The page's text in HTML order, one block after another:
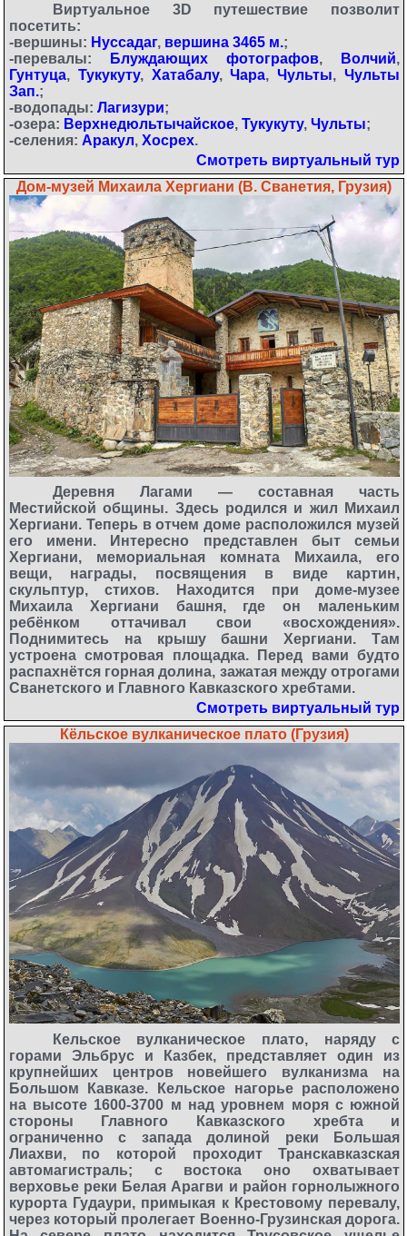
Виртуальное 3D путешествие позволит
посетить:
-вершины: Нуссадаг, вершина 3465 м.;
-перевалы:
Блуждающих фотографов, Волчий,
Гунтуца, Тукукуту, Хатабалу,Чара,Чульты,Чульты
Зап.;
-водопады: Лагизури;
-озера: Верхнедюльтычайское, Тукукуту, Чульты;
-селения: Аракул, Хосрех.
Смотреть виртуальный тур
Дом-музей Михаила Хергиани (В. Сванетия, Грузия)
Деревня Лагами — составная часть
Местийской общины. Здесь родился и жил Михаил
Хергиани. Теперь в отчем доме расположился музей
его имени. Интересно представлен быт семьи
Хергиани, мемориальная комната Михаила, его
вещи, награды, посвящения в виде картин,
скульптур, стихов. Находится при доме-музее
Михаила Хергиани башня, где он маленьким
ребёнком оттачивал свои «восхождения».
Поднимитесь на крышу башни Хергиани. Там
устроена смотровая площадка. Перед вами будто
распахнётся горная долина, зажатая между отрогами
Сванетского и Главного Кавказского хребтами.
Смотреть виртуальный тур
Кёльское вулканическое плато (Грузия)
Кельское вулканическое плато, наряду с
горами Эльбрус и Казбек, представляет один из
крупнейших центров новейшего вулканизма на
Большом Кавказе. Кельское нагорье расположено
на высоте 1600-3700 м над уровнем моря с южной
стороны Главного Кавказского хребта и
ограниченно с запада долиной реки Большая
Лиахви, по которой проходит Транскавказская
автомагистраль; с востока оно охватывает
верховье реки Белая Арагви и район горнолыжного
курорта Гудаури, примыкая к Крестовому перевалу,
через который пролегает Военно-Грузинская дорога.